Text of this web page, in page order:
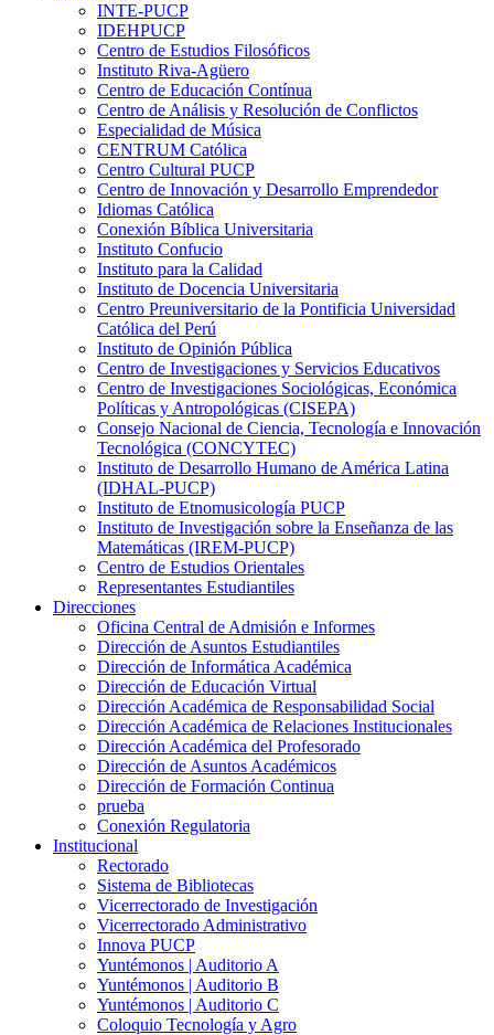
INTE-PUCP
IDEHPUCP
Centro de Estudios Filosóficos
Instituto Riva-Agüero
Centro de Educación Contínua
Centro de Análisis y Resolución de Conflictos
Especialidad de Música
CENTRUM Católica
Centro Cultural PUCP
Centro de Innovación y Desarrollo Emprendedor
Idiomas Católica
Conexión Bíblica Universitaria
Instituto Confucio
Instituto para la Calidad
Instituto de Docencia Universitaria
Centro Preuniversitario de la Pontificia Universidad
Católica del Perú
Instituto de Opinión Pública
Centro de Investigaciones y Servicios Educativos
Centro de Investigaciones Sociológicas, Económica
Políticas y Antropológicas (CISEPA)
Consejo Nacional de Ciencia, Tecnología e Innovación
Tecnológica (CONCYTEC)
Instituto de Desarrollo Humano de América Latina
(IDHAL-PUCP)
Instituto de Etnomusicología PUCP
Instituto de Investigación sobre la Enseñanza de las
Matemáticas (IREM-PUCP)
Centro de Estudios Orientales
Representantes Estudiantiles
Direcciones
Oficina Central de Admisión e Informes
Dirección de Asuntos Estudiantiles
Dirección de Informática Académica
Dirección de Educación Virtual
Dirección Académica de Responsabilidad Social
Dirección Académica de Relaciones Institucionales
Dirección Académica del Profesorado
Dirección de Asuntos Académicos
Dirección de Formación Continua
prueba
Conexión Regulatoria
Institucional
Rectorado
Sistema de Bibliotecas
Vicerrectorado de Investigación
Vicerrectorado Administrativo
Innova PUCP
Yuntémonos | Auditorio A
Yuntémonos | Auditorio B
Yuntémonos | Auditorio C
Coloquio Tecnología y Agro